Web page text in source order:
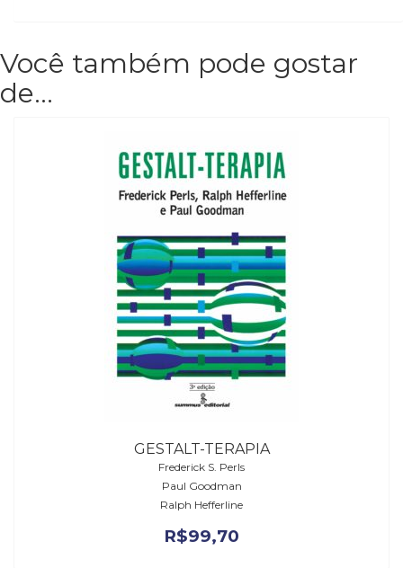
Você também pode gostar
de…
GESTALT-TERAPIA
Frederick S. Perls
Paul Goodman
Ralph Hefferline
R$99,70